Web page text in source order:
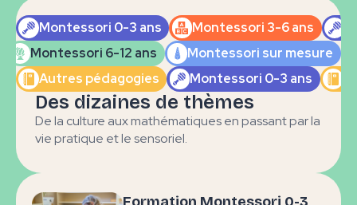
Multi-
pédagogie
en crèche
Les
opérations
pour les 6-12
ans
Montessori 0-3 ans Montessori 3-6 ans
Montessori 6-12 ans
Montessori sur mesure
Autres pédagogies
Montessori 0-3 ans
Des dizaines de thèmes
De la culture aux mathématiques en passant par la
vie pratique et le sensoriel.